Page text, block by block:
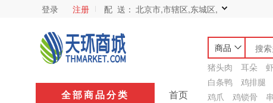
登录 注册 配 送： 北京市,市辖区,东城区,
商品
猪头肉 耳朵
白条鸭
鸡排腿
鸡爪
鸡锁骨 串
全部商品分类 首页